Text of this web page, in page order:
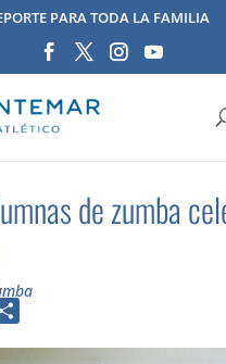
PARA TODA LA FAMILIA
de zumba